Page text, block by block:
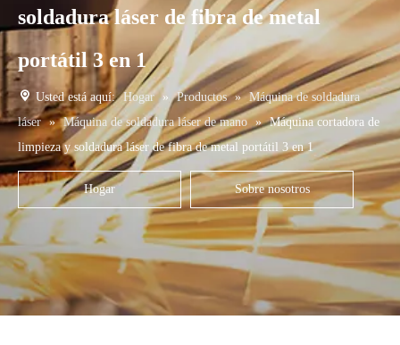
soldadura láser de fibra de metal
portátil 3 en 1
Usted está aquí: Hogar » Productos » Máquina de soldadura
láser » Máquina de soldadura láser de mano » Máquina cortadora de
limpieza y soldadura láser de fibra de metal portátil 3 en 1
Hogar Sobre nosotros